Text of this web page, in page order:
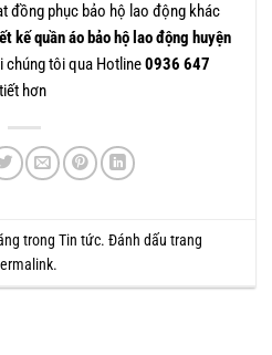
đồng phục bảo hộ lao động khác
kế quần áo bảo hộ lao động huyện
chúng tôi qua Hotline0936 647
hơn
trong Tin tức. Đánh dấu trang
.